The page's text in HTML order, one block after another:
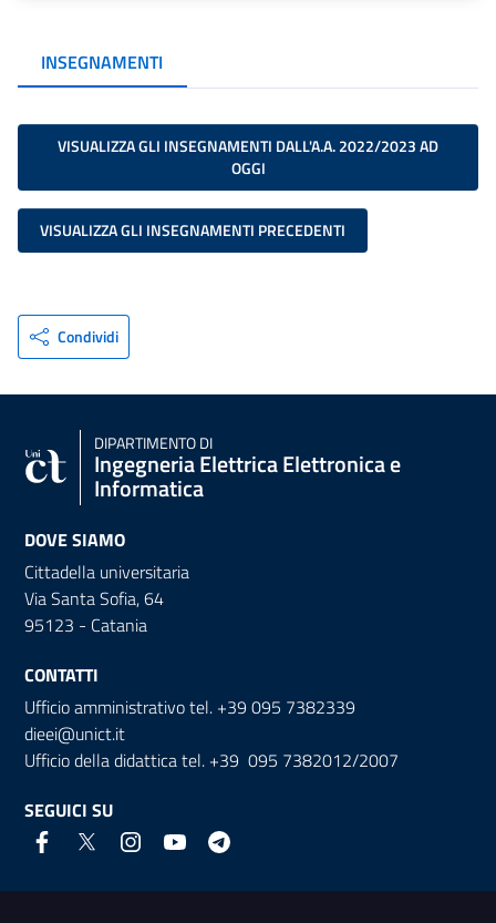
INSEGNAMENTI
VISUALIZZA GLI INSEGNAMENTI DALL'A.A. 2022/2023 AD
OGGI
VISUALIZZA GLI INSEGNAMENTI PRECEDENTI
Condividi
DIPARTIMENTO DI
Ingegneria Elettrica Elettronica e
Informatica
DOVE SIAMO
Cittadella universitaria
Via Santa Sofia, 64
95123 - Catania
CONTATTI
Ufficio amministrativo tel. +39 095 7382339
dieei@unict.it
Ufficio della didattica tel. +39 095 7382012/2007
SEGUICI SU
Link e informazioni utili